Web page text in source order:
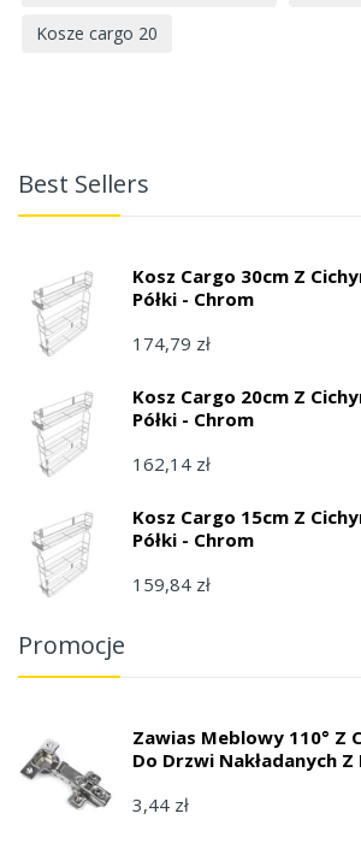
Kosze cargo 20
Best Sellers
Kosz Cargo 30cm Z
Półki - Chrom
174,79 zł
Kosz Cargo 20cm Z
Półki - Chrom
162,14 zł
Kosz Cargo 15cm Z
Półki - Chrom
159,84 zł
Promocje
Zawias Meblowy 110° Z
Do Drzwi Nakładanych
3,44 zł